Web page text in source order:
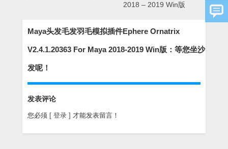
2018 – 2019 Win版
Maya头发毛发羽毛模拟插件Ephere Ornatrix
V2.4.1.20363 For Maya 2018-2019 Win版：等您坐沙
发呢！
发表评论
您必须 [ 登录 ] 才能发表留言！